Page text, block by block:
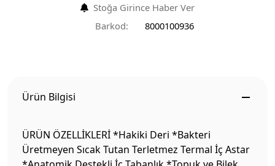
Stoğa Girince Haber Ver
Barkod:
8000100936
Ürün Bilgisi
ÜRÜN ÖZELLİKLERİ *Hakiki Deri *Bakteri
Üretmeyen Sıcak Tutan Terletmez Termal İç Astar